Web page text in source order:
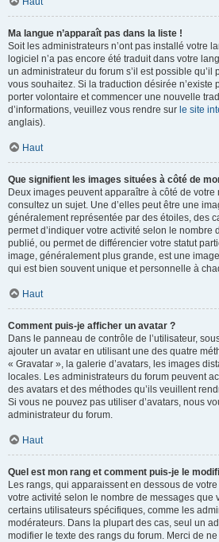
Ma langue n’apparaît pas dans la liste !
Soit les administrateurs n’ont pas installé votre
logiciel n’a pas encore été traduit dans votre
un administrateur du forum s’il est possible
vous souhaitez. Si la traduction désirée n’existe
porter volontaire et commencer une nouvelle
d’informations, veuillez vous rendre sur le site
anglais).
Haut
Que signifient les images situées à côté de
Deux images peuvent apparaître à côté de votre
consultez un sujet. Une d’elles peut être une
généralement représentée par des étoiles, des
permet d’indiquer votre activité selon le nombre
publié, ou permet de différencier votre statut
image, généralement plus grande, est une
qui est bien souvent unique et personnelle à
Haut
Comment puis-je afficher un avatar ?
Dans le panneau de contrôle de l’utilisateur,
ajouter un avatar en utilisant une des quatre
« Gravatar », la galerie d’avatars, les images
locales. Les administrateurs du forum peuvent
des avatars et des méthodes qu’ils veuillent
Si vous ne pouvez pas utiliser d’avatars, nous
administrateur du forum.
Haut
Quel est mon rang et comment puis-je le
Les rangs, qui apparaissent en dessous de
votre activité selon le nombre de messages que
certains utilisateurs spécifiques, comme les
modérateurs. Dans la plupart des cas, seul un
modifier le texte des rangs du forum. Merci de